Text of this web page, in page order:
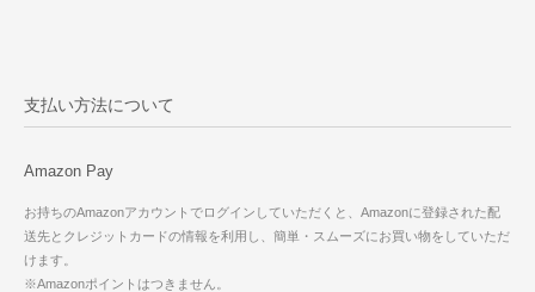
支払い方法について
Amazon Pay
お持ちのAmazonアカウントでログインしていただくと、Amazonに登録された配
送先とクレジットカードの情報を利用し、簡単・スムーズにお買い物をしていただ
けます。
※Amazonポイントはつきません。